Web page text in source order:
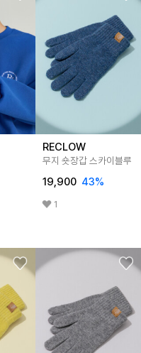
RECLOW
무지 숏장갑 스카이블루
19,900 43%
1